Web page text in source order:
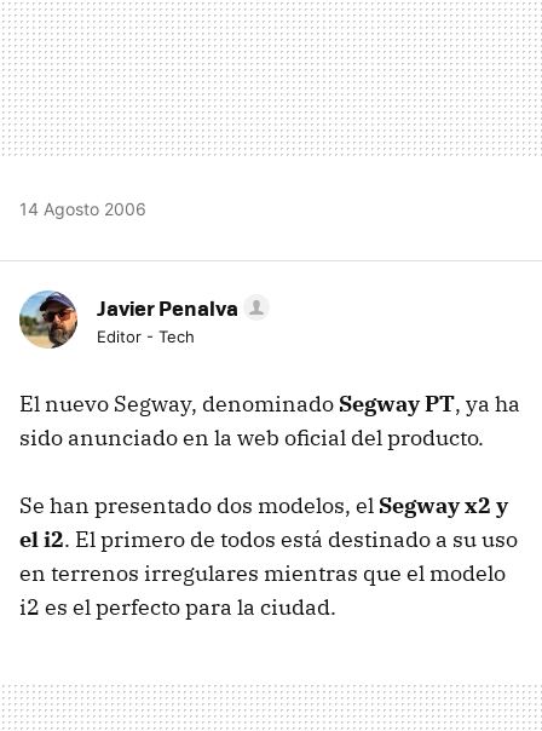
14 Agosto 2006
Javier Penalva
Editor - Tech
El nuevo Segway, denominado Segway PT, ya ha
sido anunciado en la web oficial del producto.
Se han presentado dos modelos, el Segway x2 y
el i2. El primero de todos está destinado a su uso
en terrenos irregulares mientras que el modelo
i2 es el perfecto para la ciudad.